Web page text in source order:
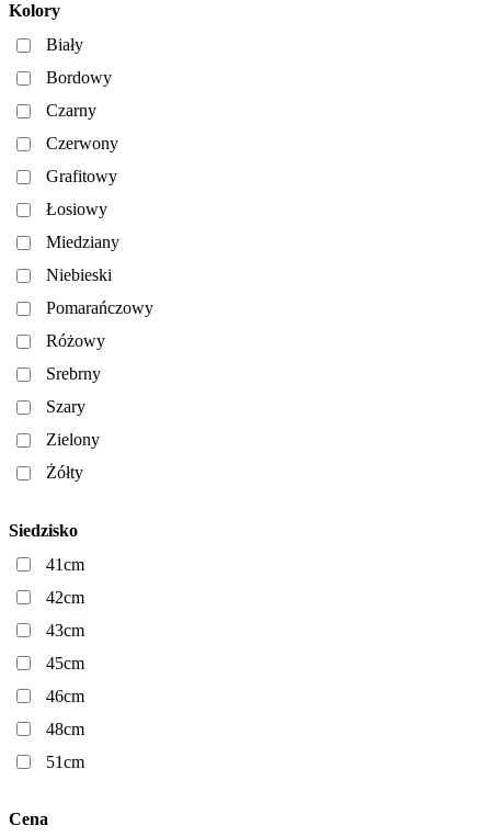
Kolory
Biały
Bordowy
Czarny
Czerwony
Grafitowy
Łosiowy
Miedziany
Niebieski
Pomarańczowy
Różowy
Srebrny
Szary
Zielony
Żółty
Siedzisko
41cm
42cm
43cm
45cm
46cm
48cm
51cm
Cena